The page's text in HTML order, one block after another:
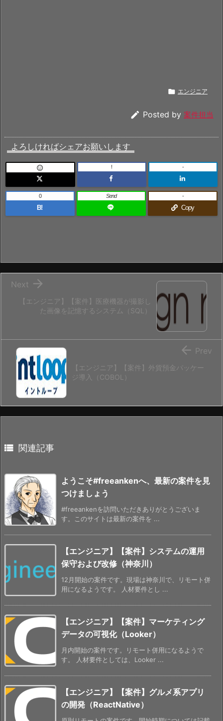
 エンジニア
 Posted by 案件担当
よろしければシェアお願いします
 ! -
B!
0 Send
Copy
-
【エンジニア】【案件】医療機器が撮影し
た画像を記憶するシステム（SQL）

Next
【エンジニア】【案件】外貨預金パッケー
ジ導入（COBOL）
 Prev
 関連記事
ようこそ#freeankenへ、最新の案件を見
つけましょう
#freeankenを訪問いただきありがとうございま
す。このサイトは最新の案件を ...
【エンジニア】【案件】システムの運用
保守および改修（神奈川）
12月開始の案件です。現場は神奈川で、リモート併
用になるようです。 人材要件とし ...
【エンジニア】【案件】マーケティング
データの可視化（Looker）
月内開始の案件です。リモート併用になるようで
す。 人材要件としては、Looker ...
【エンジニア】【案件】グルメ系アプリ
の開発（ReactNative）